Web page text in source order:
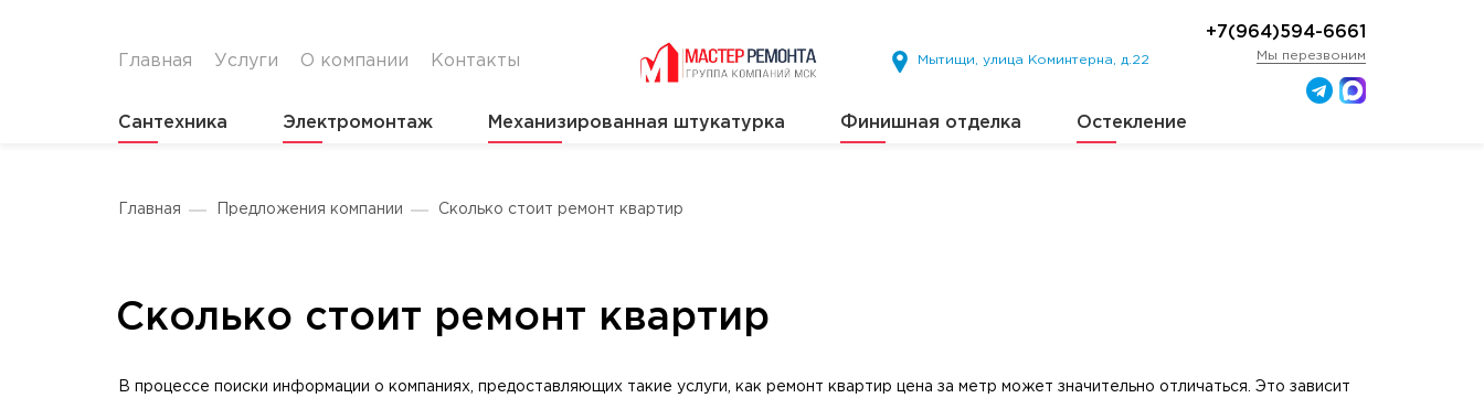
Главная Услуги О компании Контакты Мытищи, улица Коминтерна, д.22
+7(964)594-6661
Мы перезвоним
Сантехника Электромонтаж Механизированная штукатурка Финишная отделка Остекление
Главная Предложения компании Сколько стоит ремонт квартир
Сколько стоит ремонт квартир
В процессе поиски информации о компаниях, предоставляющих такие услуги, как ремонт квартир цена за метр может значительно отличаться. Это зависит